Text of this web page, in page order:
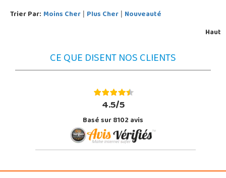
Trier Par: Moins Cher | Plus Cher | Nouveauté
Haut
CE QUE DISENT NOS CLIENTS
4.5/5
Basé sur 8102 avis